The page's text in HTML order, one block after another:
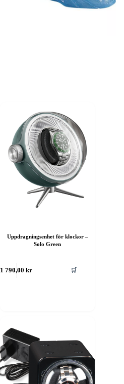
Uppdragningsenhet för klockor –
Solo Green
1 790,00kr 🛒